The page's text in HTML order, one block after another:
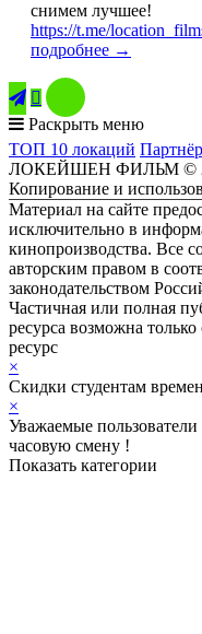
снимем лучшее!
https://t.me/
подробнее →

Раскрыть меню
ТОП 10 локаций
ЛОКЕЙШЕН ФИЛЬМ ©
Копирование и
Материал на сайте
исключительно в
кинопроизводства. Все
авторским правом в
законодательством
Частичная или полная
ресурса возможна
ресурс
×
Скидки студентам
×
Уважаемые
часовую смену !
Показать категории